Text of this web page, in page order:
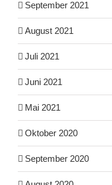
September 2021
August 2021
Juli 2021
Juni 2021
Mai 2021
Oktober 2020
September 2020